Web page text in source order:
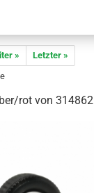
»
Letzter »
rot von 314862